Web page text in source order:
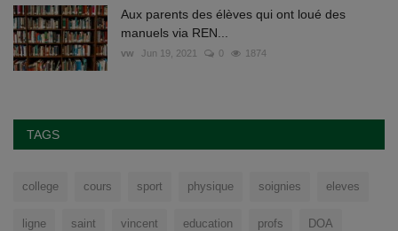
Aux parents des élèves qui ont loué des
manuels via REN...
vw Jun 19, 2021 0 1874
TAGS
college cours sport physique soignies eleves
ligne saint vincent education profs DOA